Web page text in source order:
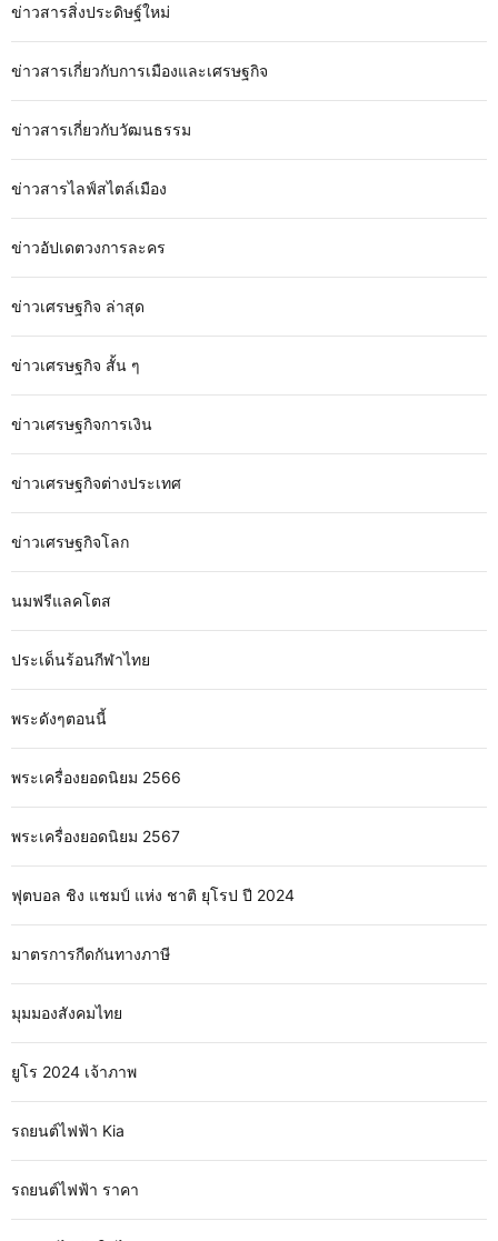
ข่าวสารสิ่งประดิษฐ์ใหม่
ข่าวสารเกี่ยวกับการเมืองและเศรษฐกิจ
ข่าวสารเกี่ยวกับวัฒนธรรม
ข่าวสารไลฟ์สไตล์เมือง
ข่าวอัปเดตวงการละคร
ข่าวเศรษฐกิจ ล่าสุด
ข่าวเศรษฐกิจ สั้น ๆ
ข่าวเศรษฐกิจการเงิน
ข่าวเศรษฐกิจต่างประเทศ
ข่าวเศรษฐกิจโลก
นมฟรีแลคโตส
ประเด็นร้อนกีฬาไทย
พระดังๆตอนนี้
พระเครื่องยอดนิยม 2566
พระเครื่องยอดนิยม 2567
ฟุตบอล ชิง แชมป์ แห่ง ชาติ ยุโรป ปี 2024
มาตรการกีดกันทางภาษี
มุมมองสังคมไทย
ยูโร 2024 เจ้าภาพ
รถยนต์ไฟฟ้า Kia
รถยนต์ไฟฟ้า ราคา